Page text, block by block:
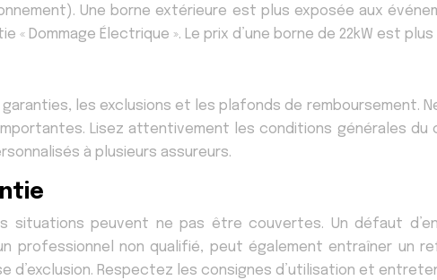
Une borne extérieure est plus exposée aux
Dommage Électrique ». Le prix d’une borne de 22kW est
les exclusions et les plafonds de remboursement.
Lisez attentivement les conditions générales
à plusieurs assureurs.
situations peuvent ne pas être couvertes. Un défaut
professionnel non qualifié, peut également entraîner un
Respectez les consignes d’utilisation et